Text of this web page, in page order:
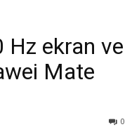
Hz ekran ve
Mate
0